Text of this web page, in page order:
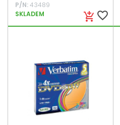
add_shopping_cart favorite_border
P/N:43489
SKLADEM